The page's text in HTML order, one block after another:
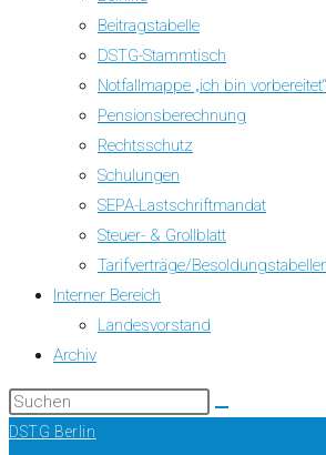
Beitragstabelle
DSTG-Stammtisch
Notfallmappe „ich bin vorbereitet“
Pensionsberechnung
Rechtsschutz
Schulungen
SEPA-Lastschriftmandat
Steuer- & Grollblatt
Tarifverträge/
Interner Bereich
Landesvorstand
Archiv
DSTG Berlin